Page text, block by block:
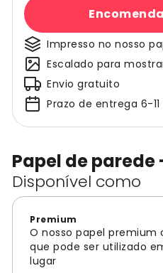
Papel de
Disponível como
Premium
O nosso papel premium
que pode ser utilizado
lugar
Impresso no nosso
Escalado para
Envio gratuito
Prazo de entrega 6-